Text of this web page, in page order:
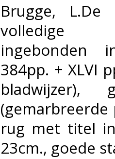
‎Brugge, L.De
volledige
ingebonden
384pp. + XLVI
bladwijzer),
rug met titel
23cm., goede